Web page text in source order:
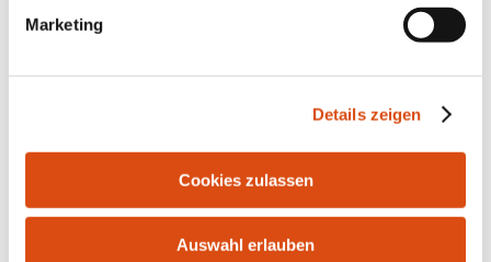
Marketing
Details zeigen
Cookies zulassen
Auswahl erlauben
Bahnhofstr. 10 | 21255 Tostedt | Tel.: 04182-291916 |